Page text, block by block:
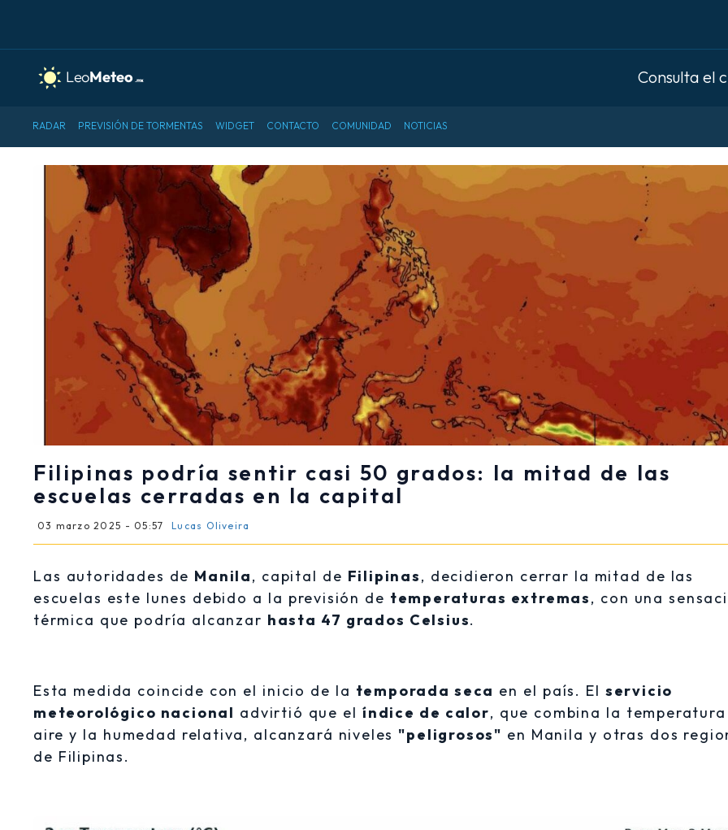
Consulta el
RADAR PREVISIÓN DE TORMENTAS WIDGET CONTACTO COMUNIDAD NOTICIAS
Filipinas podría sentir casi 50 grados: la mitad de las
escuelas cerradas en la capital
03 marzo 2025 - 05:57 Lucas Oliveira
Las autoridades de Manila, capital de Filipinas, decidieron cerrar la mitad de las
escuelas este lunes debido a la previsión de temperaturas extremas, con una
térmica que podría alcanzar hasta 47 grados Celsius.
Esta medida coincide con el inicio de la temporada seca en el país. El servicio
meteorológico nacional advirtió que elíndice de calor, que combina la
aire y la humedad relativa, alcanzará niveles "peligrosos" en Manila y otras dos
de Filipinas.